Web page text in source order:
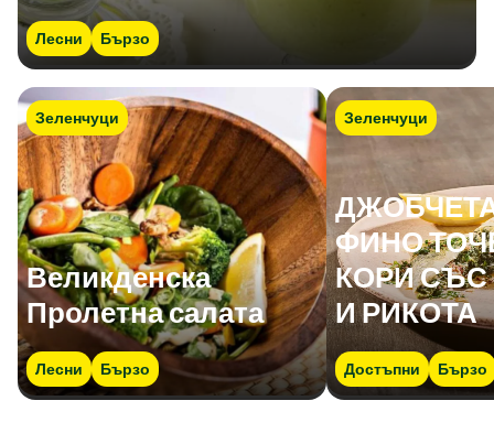
Лесни Бързо
Зеленчуци
Великденска
Пролетна салата
Лесни Бързо
Зеленчуци
ФИНО
КОРИ
И РИКОТА
Достъпни Бързо